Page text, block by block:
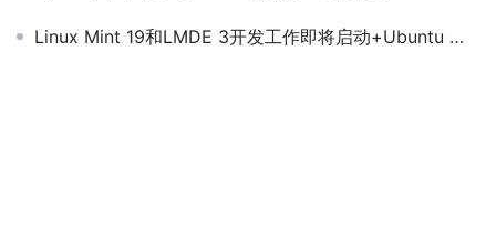
Linux Mint 19和LMDE 3开发工作即将启动+Ubuntu 发布重要更新将修复九个漏洞【马哥教育早报-172期】